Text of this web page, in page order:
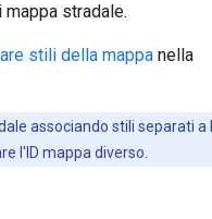
stradale.
stili della mappa nella
associando stili separati a
l'ID mappa diverso.